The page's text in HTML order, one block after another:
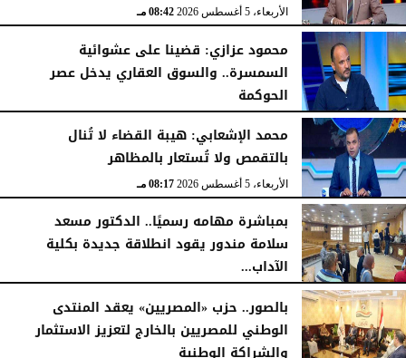
الأربعاء، 5 أغسطس 2026 08:42 مـ
محمود عزازي: قضينا على عشوائية
السمسرة.. والسوق العقاري يدخل عصر
الحوكمة
الأربعاء، 5 أغسطس 2026
محمد الإشعابي: هيبة القضاء لا تُنال
بالتقمص ولا تُستعار بالمظاهر
الأربعاء، 5 أغسطس 2026 08:17 مـ
بمباشرة مهامه رسميًا.. الدكتور مسعد
سلامة مندور يقود انطلاقة جديدة بكلية
الآداب...
الأربعاء، 5 أغسطس 2026
بالصور.. حزب «المصريين» يعقد المنتدى
الوطني للمصريين بالخارج لتعزيز الاستثمار
والشراكة الوطنية